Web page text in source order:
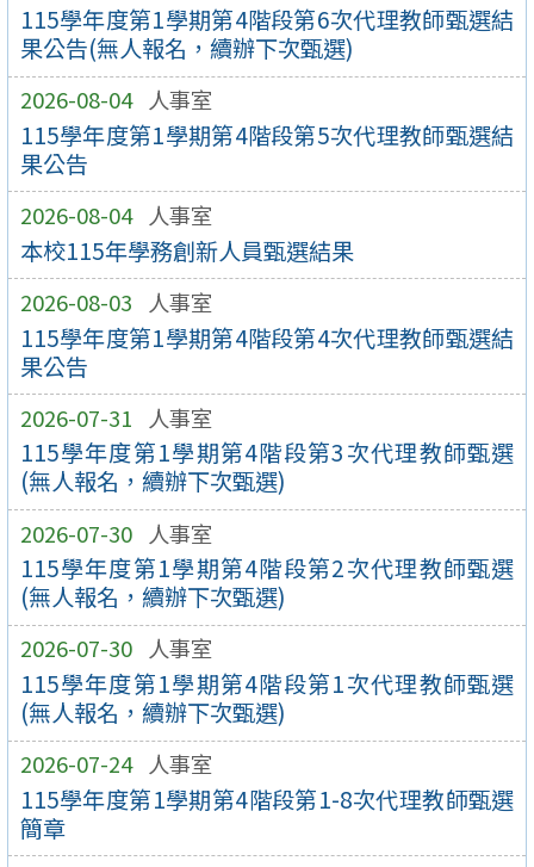
115學年度第1學期第4階段第6次代理教師甄選結
果公告(無人報名，續辦下次甄選)
2026-08-04 人事室
115學年度第1學期第4階段第5次代理教師甄選結
果公告
2026-08-04 人事室
本校115年學務創新人員甄選結果
2026-08-03 人事室
115學年度第1學期第4階段第4次代理教師甄選結
果公告
2026-07-31 人事室
115學年度第1學期第4階段第3次代理教師甄選
(無人報名，續辦下次甄選)
2026-07-30 人事室
115學年度第1學期第4階段第2次代理教師甄選
(無人報名，續辦下次甄選)
2026-07-30 人事室
115學年度第1學期第4階段第1次代理教師甄選
(無人報名，續辦下次甄選)
2026-07-24 人事室
115學年度第1學期第4階段第1-8次代理教師甄選
簡章